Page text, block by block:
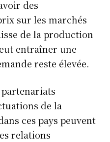
des
sur les marchés
de la production
entraîner une
reste élevée.
de la
ces pays peuvent
relations